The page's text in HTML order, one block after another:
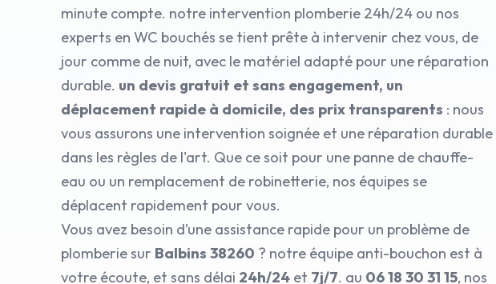
minute compte. notre intervention plomberie 24h/24 ou nos
experts en WC bouchés se tient prête à intervenir chez vous, de
jour comme de nuit, avec le matériel adapté pour une réparation
durable. un devis gratuit et sans engagement, un
déplacement rapide à domicile, des prix transparents : nous
vous assurons une intervention soignée et une réparation durable
dans les règles de l'art. Que ce soit pour une panne de chauffe-
eau ou un remplacement de robinetterie, nos équipes se
déplacent rapidement pour vous.
Vous avez besoin d’une assistance rapide pour un problème de
plomberie sur Balbins 38260 ? notre équipe anti-bouchon est à
votre écoute, et sans délai 24h/24 et 7j/7. au 06 18 30 31 15, nos